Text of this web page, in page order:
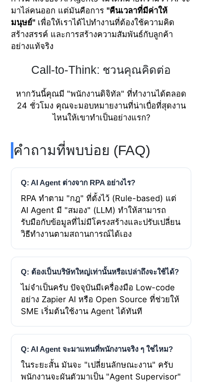
มาไล่คนออก แต่มันคือการ"คืนเวลาที่มีค่าให้
มนุษย์" เพื่อให้เราได้ไปทำงานที่ต้องใช้ความคิด
สร้างสรรค์ และการสร้างความสัมพันธ์กับลูกค้า
อย่างแท้จริง
Call-to-Think: ชวนคุณคิดต่อ
หากวันนี้คุณมี "พนักงานดิจิทัล" ที่ทำงานได้ตลอด
24 ชั่วโมง คุณจะมอบหมายงานที่น่าเบื่อที่สุดงาน
ไหนให้เขาทำเป็นอย่างแรก?
คำถามที่พบบ่อย (FAQ)
Q: AI Agent ต่างจาก RPA อย่างไร?
RPA ทำตาม "กฎ" ที่ตั้งไว้ (Rule-based) แต่
AI Agent มี "สมอง" (LLM) ทำให้สามารถ
รับมือกับข้อมูลที่ไม่มีโครงสร้างและปรับเปลี่ยน
วิธีทำงานตามสถานการณ์ได้เอง
Q: ต้องเป็นบริษัทใหญ่เท่านั้นหรือเปล่าถึงจะใช้ได้?
ไม่จำเป็นครับ ปัจจุบันมีเครื่องมือ Low-code
อย่าง Zapier AI หรือ Open Source ที่ช่วยให้
SME เริ่มต้นใช้งาน Agent ได้ทันที
Q: AI Agent จะมาแทนที่พนักงานจริง ๆ ใช่ไหม?
ในระยะสั้น มันจะ "เปลี่ยนลักษณะงาน" ครับ
พนักงานจะผันตัวมาเป็น "Agent Supervisor"